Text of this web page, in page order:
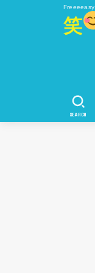
Freeeeasy
笑
SEARCH